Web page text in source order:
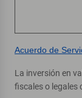
Acuerdo de
La inversión en
fiscales o legales